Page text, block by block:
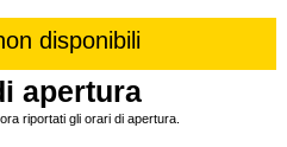
disponibili
apertura
riportati gli orari di apertura.